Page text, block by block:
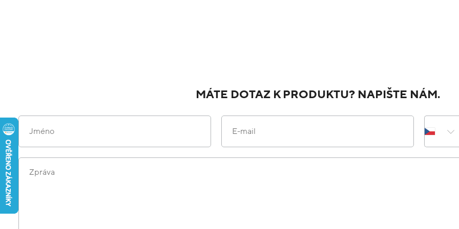
Ověřený zákazník
Rychlé dodání Krásný šperk Přehlednost